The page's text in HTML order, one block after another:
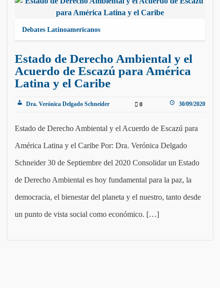
Debates Latinoamericanos
Estado de Derecho Ambiental y el
Acuerdo de Escazú para América
Latina y el Caribe
Dra. Verónica Delgado Schneider 0 30/09/2020
Estado de Derecho Ambiental y el Acuerdo de Escazú para
América Latina y el Caribe Por: Dra. Verónica Delgado
Schneider 30 de Septiembre del 2020 Consolidar un Estado
de Derecho Ambiental es hoy fundamental para la paz, la
democracia, el bienestar del planeta y el nuestro, tanto desde
un punto de vista social como económico. […]